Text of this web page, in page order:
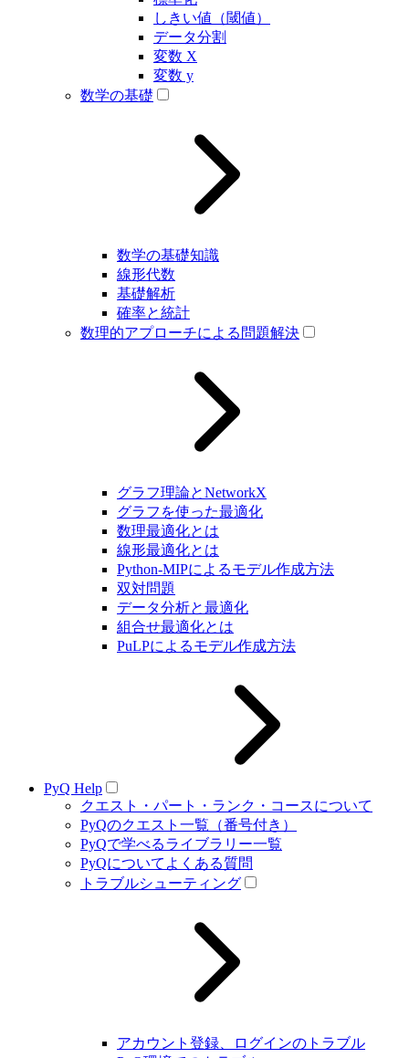
しきい値（閾値）
データ分割
変数 X
変数 y
数学の基礎
数学の基礎知識
線形代数
基礎解析
確率と統計
数理的アプローチによる問題解決
グラフ理論とNetworkX
グラフを使った最適化
数理最適化とは
線形最適化とは
Python-MIPによるモデル作成方法
双対問題
データ分析と最適化
組合せ最適化とは
PuLPによるモデル作成方法
PyQ Help
クエスト・パート・ランク・コースについて
PyQのクエスト一覧（番号付き）
PyQで学べるライブラリー一覧
PyQについてよくある質問
トラブルシューティング
アカウント登録、ログインのトラブル